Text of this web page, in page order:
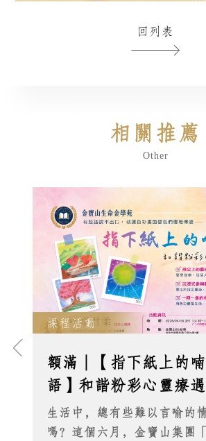
回列表
相關推薦
Other
課程活動
額滿｜【指下紙上的
語】和諧粉彩心靈療
｜2026/6/18｜卓君柔
師主授
生活中，總有些難以言喻的
嗎？這個六月，金寶山集團